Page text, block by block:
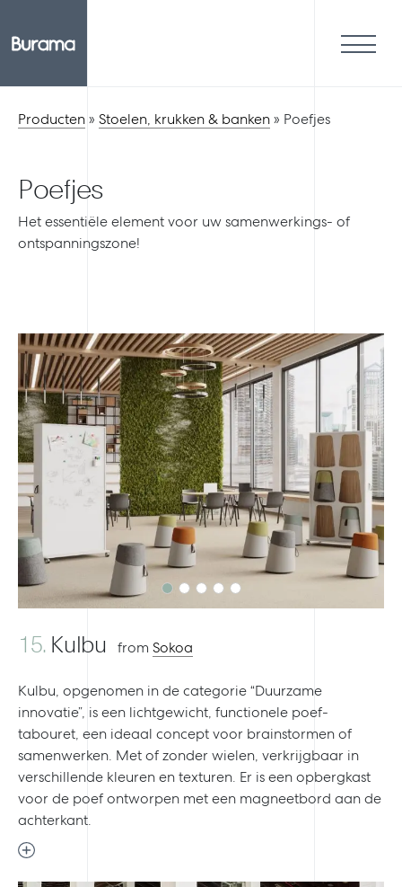
Producten» Stoelen, krukken & banken» Poefjes
Poefjes
Het essentiële element voor uw samenwerkings- of
ontspanningszone!
Previous Next
15. Kulbu from Sokoa
Kulbu, opgenomen in de categorie “Duurzame
innovatie”, is een lichtgewicht, functionele poef-
tabouret, een ideaal concept voor brainstormen of
samenwerken. Met of zonder wielen, verkrijgbaar in
verschillende kleuren en texturen. Er is een opbergkast
voor de poef ontworpen met een magneetbord aan de
achterkant.